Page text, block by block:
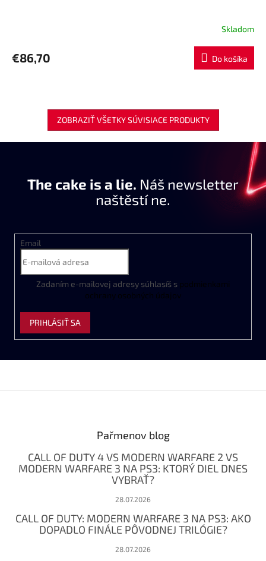
A
R
M
Skladom
€86,70 Do košíka
ZOBRAZIŤ VŠETKY SÚVISIACE PRODUKTY
The cake is a lie. Náš newsletter
naštěstí ne.
Email
Zadaním e-mailovej adresy súhlasíš s podmienkami
ochrany osobných údajov
PRIHLÁSIŤ SA
Pařmenov blog
CALL OF DUTY 4 VS MODERN WARFARE 2 VS
MODERN WARFARE 3 NA PS3: KTORÝ DIEL DNES
VYBRAŤ?
28.07.2026
CALL OF DUTY: MODERN WARFARE 3 NA PS3: AKO
DOPADLO FINÁLE PÔVODNEJ TRILÓGIE?
28.07.2026